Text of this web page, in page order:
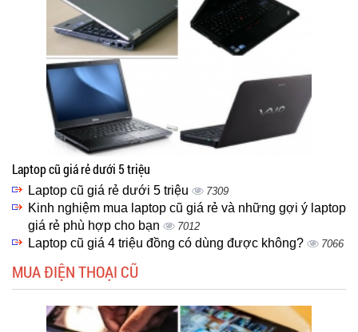
Laptop cũ giá rẻ dưới 5 triệu
Laptop cũ giá rẻ dưới 5 triệu 7309
Kinh nghiệm mua laptop cũ giá rẻ và những gợi ý laptop
giá rẻ phù hợp cho bạn
7012
Laptop cũ giá 4 triệu đồng có dùng được không? 7066
MUA ĐIỆN THOẠI CŨ